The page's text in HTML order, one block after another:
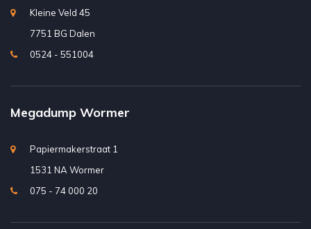
Kleine Veld 45
7751 BG Dalen
0524 - 551004
Megadump Wormer
Papiermakerstraat 1
1531 NA Wormer
075 - 74 000 20